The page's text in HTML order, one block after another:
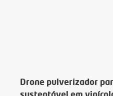
Drone pulverizador